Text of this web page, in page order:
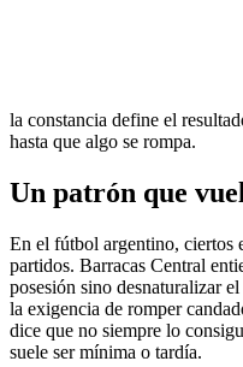
la constancia define el
hasta que algo se rompa.
Un patrón que
En el fútbol argentino, ciertos
partidos. Barracas Central
posesión sino desnaturalizar
la exigencia de romper
dice que no siempre lo
suele ser mínima o tardía.